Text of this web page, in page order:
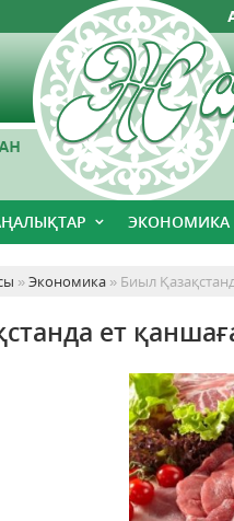
ЭКОНОМИКА
»Экономика » Биыл
ет